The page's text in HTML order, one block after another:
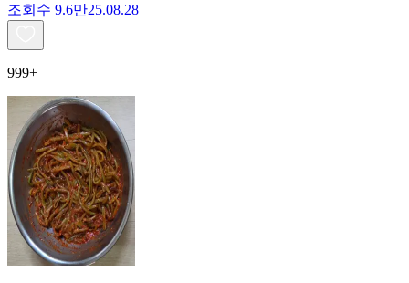
조회수 9.6만25.08.28
999+